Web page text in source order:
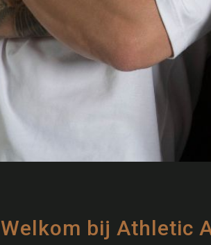
Welkom bij Athletic